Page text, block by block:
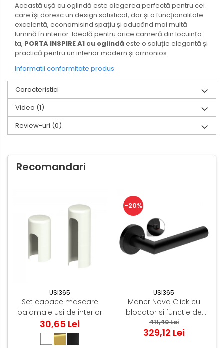
Această ușă cu oglindă este alegerea perfectă pentru cei
care își doresc un design sofisticat, dar și o funcționalitate
excelentă, economisind spațiu și aducând mai multă
lumină în interior. Ideală pentru orice cameră din locuința
ta, PORTA INSPIRE A1 cu oglindă este o soluție elegantă și
practică pentru un interior modern și armonios.
Informatii conformitate produs
Caracteristici
Video (1)
Review-uri (0)
Recomandari
USI365
Set capace mascare
balamale usi de interior
30,65 Lei
-20%
USI365
Maner Nova Click cu
blocator si functie de
urgenta - Negru
411,40 Lei
329,12 Lei